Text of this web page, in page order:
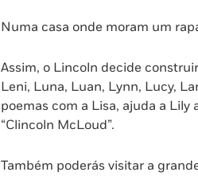
Numa casa onde moram um
Assim, o Lincoln decide
Leni, Luna, Luan, Lynn, Lucy,
poemas com a Lisa, ajuda a
“Clincoln McLoud”.
Também poderás visitar a